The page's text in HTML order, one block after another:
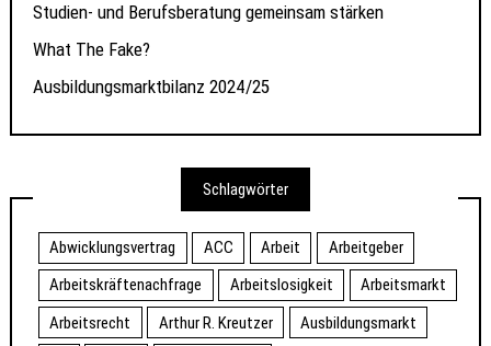
Studien- und Berufsberatung gemeinsam stärken
What The Fake?
Ausbildungsmarktbilanz 2024/25
Schlagwörter
Abwicklungsvertrag ACC Arbeit
Arbeitgeber
Arbeitskräftenachfrage
Arbeitslosigkeit
Arbeitsmarkt
Arbeitsrecht
Arthur R. Kreutzer
Ausbildungsmarkt